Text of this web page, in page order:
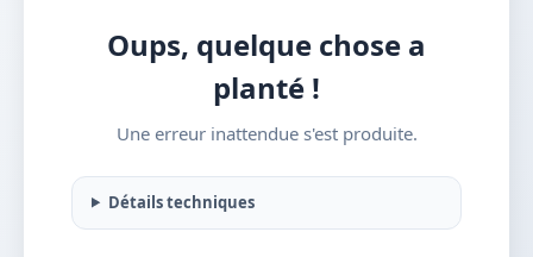
Oups, quelque chose a
planté !
Une erreur inattendue s'est produite.
Détails techniques